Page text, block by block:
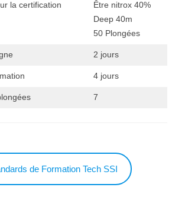
la certification
Être nitrox 40%
Deep 40m
50 Plongées
2 jours
4 jours
7
de Formation Tech SSI